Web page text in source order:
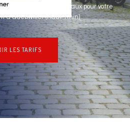
& pose de panneaux pour votre
à Guebwiller (Haut-Rhin)
LES TARIFS
TARIFS